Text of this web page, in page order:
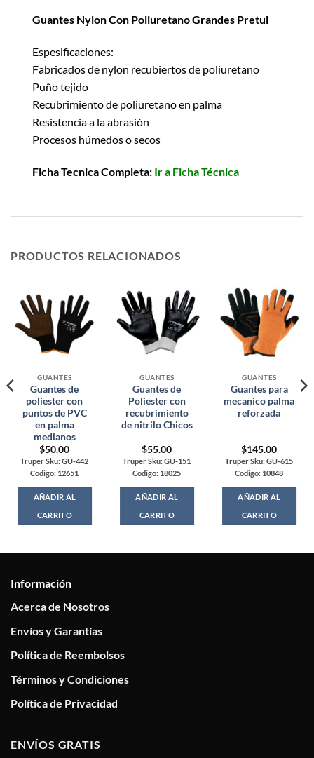
Guantes Nylon Con Poliuretano Grandes Pretul
Espesificaciones:
Fabricados de nylon recubiertos de poliuretano
Puño tejido
Recubrimiento de poliuretano en palma
Resistencia a la abrasión
Procesos húmedos o secos
Ficha Tecnica Completa: Ir a Ficha Técnica
PRODUCTOS RELACIONADOS
GUANTES
Guantes de
poliester con
puntos de PVC
en palma
medianos
$50.00
Truper Sku: GU-442
Codigo: 12651
AÑADIR AL
CARRITO
GUANTES
Guantes de
Poliester con
recubrimiento
de nitrilo Chicos
$55.00
Truper Sku: GU-151
Codigo: 18025
AÑADIR AL
CARRITO
GUANTES
Guantes para
mecanico palma
reforzada
$145.00
Truper Sku: GU-615
Codigo: 10848
AÑADIR AL
CARRITO
Información
Acerca de Nosotros
Envíos y Garantías
Política de Reembolsos
Términos y Condiciones
Política de Privacidad
ENVÍOS GRATIS